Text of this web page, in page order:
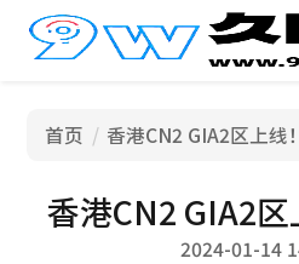
首页 香港CN2 GIA2区上线
香港CN2 GIA2
2024-01-14